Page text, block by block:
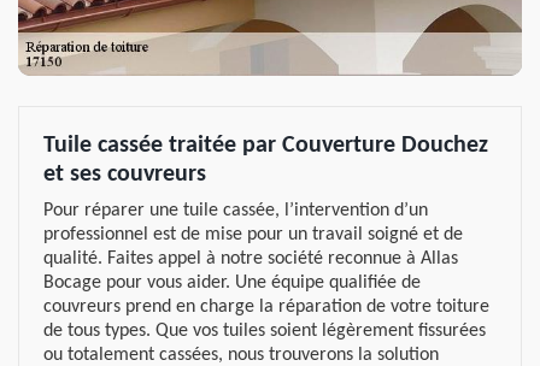
Tuile cassée traitée par Couverture Douchez
et ses couvreurs
Pour réparer une tuile cassée, l’intervention d’un
professionnel est de mise pour un travail soigné et de
qualité. Faites appel à notre société reconnue à Allas
Bocage pour vous aider. Une équipe qualifiée de
couvreurs prend en charge la réparation de votre toiture
de tous types. Que vos tuiles soient légèrement fissurées
ou totalement cassées, nous trouverons la solution